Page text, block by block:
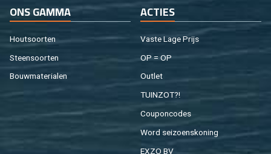
ONS GAMMA
Hout­soor­ten
Steen­soor­ten
Bouw­ma­te­ri­a­len
AC­TIES
Vaste Lage Prijs
OP = OP
Out­let
TUIN­ZOT?!
Cou­pon­co­des
Word sei­zoens­ko­ning
EXZO BV